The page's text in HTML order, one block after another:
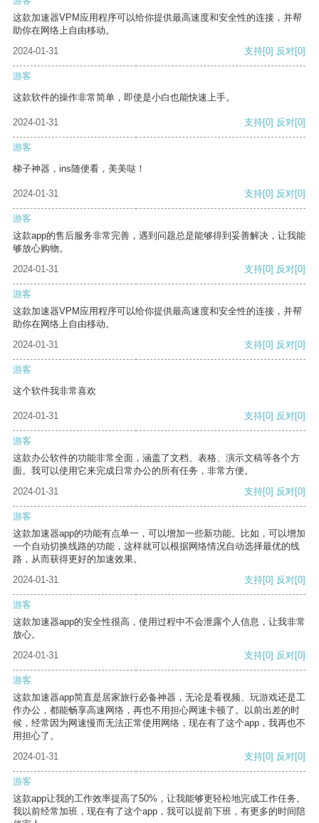
这款加速器VPM应用程序可以给你提供最高速度和安全性的连接，并帮
助你在网络上自由移动。
2024-01-31
支持[0] 反对[0]
游客
这款软件的操作非常简单，即使是小白也能快速上手。
2024-01-31 支持[0] 反对[0]
游客
梯子神器，ins随便看，美美哒！
2024-01-31 支持[0] 反对[0]
游客
这款app的售后服务非常完善，遇到问题总是能够得到妥善解决，让我能
够放心购物。
2024-01-31
支持[0] 反对[0]
游客
这款加速器VPM应用程序可以给你提供最高速度和安全性的连接，并帮
助你在网络上自由移动。
2024-01-31
支持[0] 反对[0]
游客
这个软件我非常喜欢
2024-01-31 支持[0] 反对[0]
游客
这款办公软件的功能非常全面，涵盖了文档、表格、演示文稿等各个方
面。我可以使用它来完成日常办公的所有任务，非常方便。
2024-01-31
支持[0] 反对[0]
游客
这款加速器app的功能有点单一，可以增加一些新功能。比如，可以增加
一个自动切换线路的功能，这样就可以根据网络情况自动选择最优的线
路，从而获得更好的加速效果。
2024-01-31
支持[0] 反对[0]
游客
这款加速器app的安全性很高，使用过程中不会泄露个人信息，让我非常
放心。
2024-01-31
支持[0] 反对[0]
游客
这款加速器app简直是居家旅行必备神器，无论是看视频、玩游戏还是工
作办公，都能畅享高速网络，再也不用担心网速卡顿了。以前出差的时
候，经常因为网速慢而无法正常使用网络，现在有了这个app，我再也不
用担心了。
2024-01-31
支持[0] 反对[0]
游客
这款app让我的工作效率提高了50%，让我能够更轻松地完成工作任务。
我以前经常加班，现在有了这个app，我可以提前下班，有更多的时间陪